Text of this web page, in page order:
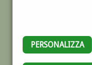
PERSONALIZZA